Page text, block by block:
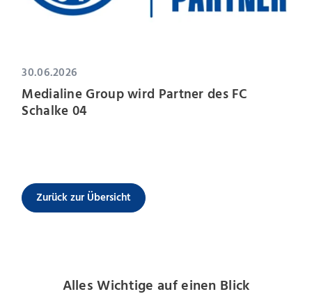
30.06.2026
Medialine Group wird Partner des FC
Schalke 04
Zurück zur Übersicht
Alles Wichtige auf einen Blick